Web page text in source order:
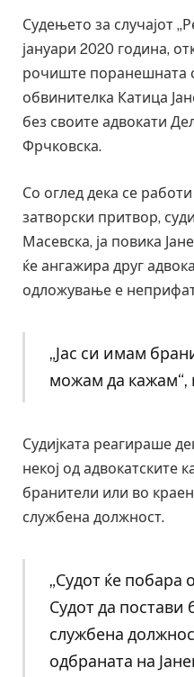
Судењето за случајот
јануари 2020 година,
рочиште поранешната
обвинителка Катица
без своите адвокати
Фрчковска.
Со оглед дека се
затворски притвор,
Масевска, ја повика
ќе ангажира друг
одложување е
„Јас си имам
можам да кажам“,
Судијката реагираше
некој од адвокатските
бранители или во
службена должност.
„Судот ќе побара
Судот да постави
службена
одбраната на